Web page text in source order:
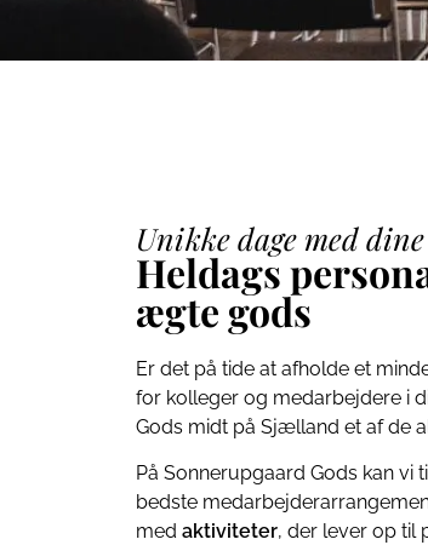
Unikke dage med
Heldags
ægte gods
Er det på tide at afholde et
for kolleger og medarbejdere i
Gods midt på Sjælland et af de
På Sonnerupgaard Gods kan vi
bedste
med aktiviteter, der lever op til